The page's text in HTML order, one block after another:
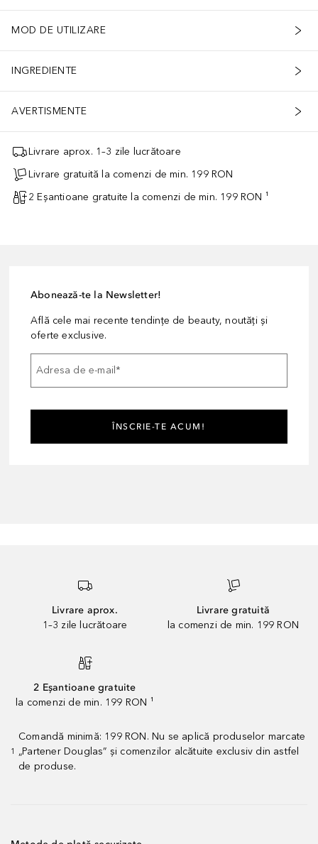
MOD DE UTILIZARE
INGREDIENTE
AVERTISMENTE
Livrare aprox. 1–3 zile lucrătoare
Livrare gratuită la comenzi de min. 199 RON
2 Eșantioane gratuite la comenzi de min. 199 RON ¹
Abonează-te la Newsletter!
Află cele mai recente tendințe de beauty, noutăți și
oferte exclusive.
Adresa de e-mail*
ÎNSCRIE-TE ACUM!
Livrare aprox.
1–3 zile lucrătoare
Livrare gratuită
la comenzi de min. 199 RON
2 Eșantioane gratuite
la comenzi de min. 199 RON ¹
1
Comandă minimă: 199 RON. Nu se aplică produselor marcate
„Partener Douglas” și comenzilor alcătuite exclusiv din astfel
de produse.